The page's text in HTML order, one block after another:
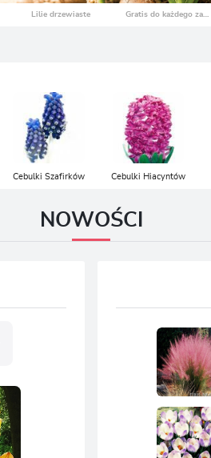
Cebulki Szafirków Cebulki Hiacyntów
NOWOŚCI